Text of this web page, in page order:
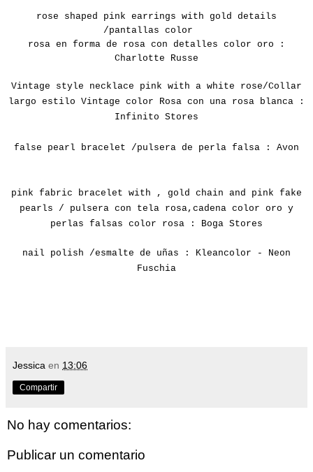
rose shaped pink earrings with gold
details
/pantallas color
rosa en forma de rosa con detalles color oro :
Charlotte Russe
Vintage style necklace pink with a white rose/Collar
largo estilo Vintage color Rosa con una rosa blanca :
Infinito Stores
false pearl bracelet /pulsera de perla falsa : Avon
pink fabric bracelet with , gold chain and pink fake
pearls / pulsera con tela rosa,cadena color oro y
perlas falsas color rosa : Boga Stores
nail polish /esmalte de uñas : Kleancolor - Neon
Fuschia
Jessica en 13:06
Compartir
No hay comentarios:
Publicar un comentario